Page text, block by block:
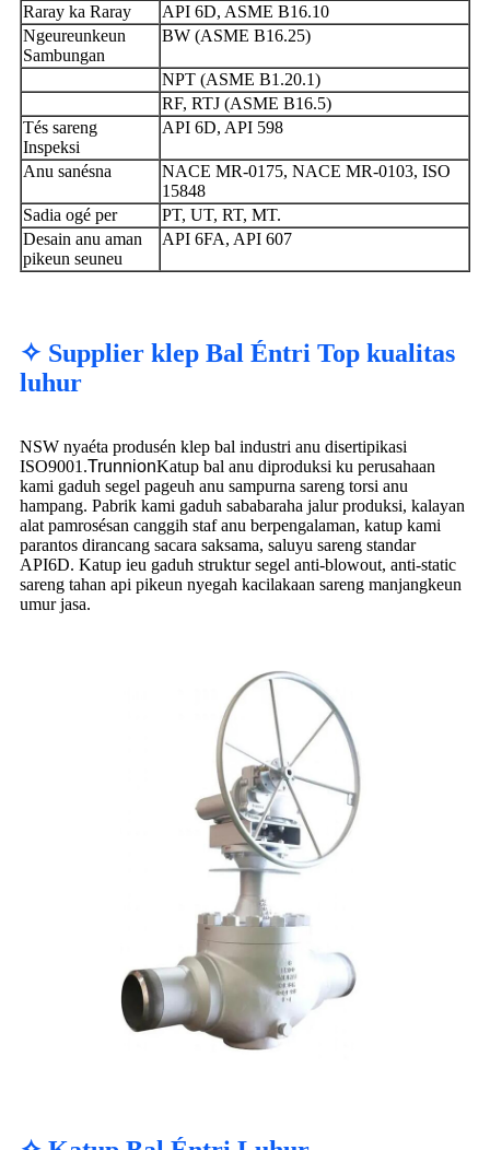
Raray ka Raray
API 6D, ASME B16.10
Ngeureunkeun
Sambungan
BW (ASME B16.25)
NPT (ASME B1.20.1)
RF, RTJ (ASME B16.5)
Tés sareng
Inspeksi
API 6D, API 598
Anu sanésna
NACE MR-0175, NACE MR-0103, ISO
15848
Sadia ogé per
PT, UT, RT, MT.
Desain anu aman
pikeun seuneu
API 6FA, API 607
✧ Supplier klep Bal Éntri Top kualitas
luhur
NSW nyaéta produsén klep bal industri anu disertipikasi
ISO9001.TrunnionKatup bal anu diproduksi ku perusahaan
kami gaduh segel pageuh anu sampurna sareng torsi anu
hampang. Pabrik kami gaduh sababaraha jalur produksi, kalayan
alat pamrosésan canggih staf anu berpengalaman, katup kami
parantos dirancang sacara saksama, saluyu sareng standar
API6D. Katup ieu gaduh struktur segel anti-blowout, anti-static
sareng tahan api pikeun nyegah kacilakaan sareng manjangkeun
umur jasa.